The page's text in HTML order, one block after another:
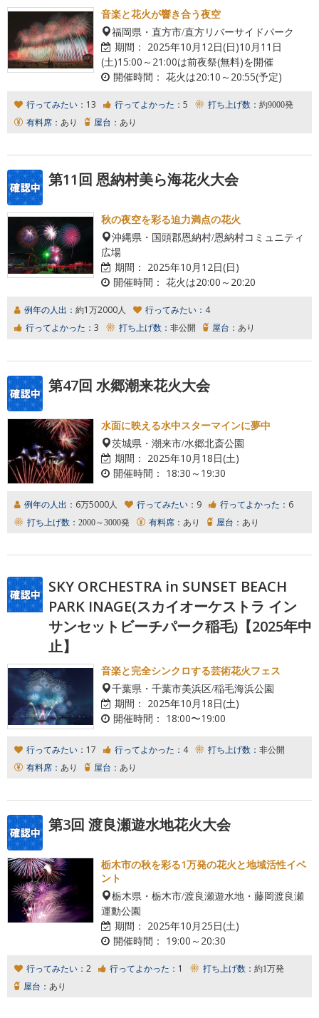
音楽と花火が響き合う夜空
福岡県・直方市/直方リバーサイドパーク
期間： 2025年10月12日(日)10月11日
(土)15:00～21:00は前夜祭(無料)を開催
開催時間： 花火は20:10～20:55(予定)
行ってみたい： 13 行ってよかった： 5 打ち上げ数： 約9000発
有料席： あり 屋台： あり
第11回 恩納村美ら海花火大会
秋の夜空を彩る迫力満点の花火
沖縄県・国頭郡恩納村/恩納村コミュニティ
広場
期間： 2025年10月12日(日)
開催時間： 花火は20:00～20:20
例年の人出： 約1万2000人 行ってみたい： 4
行ってよかった： 3 打ち上げ数： 非公開 屋台： あり
第47回 水郷潮来花火大会
水面に映える水中スターマインに夢中
茨城県・潮来市/水郷北斎公園
期間： 2025年10月18日(土)
開催時間： 18:30～19:30
例年の人出： 6万5000人 行ってみたい： 9 行ってよかった： 6
打ち上げ数： 2000～3000発 有料席： あり 屋台： あり
SKY ORCHESTRA in SUNSET BEACH
PARK INAGE(スカイオーケストラ イン
サンセットビーチパーク稲毛)【2025年中
止】
音楽と完全シンクロする芸術花火フェス
千葉県・千葉市美浜区/稲毛海浜公園
期間： 2025年10月18日(土)
開催時間： 18:00〜19:00
行ってみたい： 17 行ってよかった： 4 打ち上げ数： 非公開
有料席： あり 屋台： あり
第3回 渡良瀬遊水地花火大会
栃木市の秋を彩る1万発の花火と地域活性イベ
ント
栃木県・栃木市/渡良瀬遊水地・藤岡渡良瀬
運動公園
期間： 2025年10月25日(土)
開催時間： 19:00～20:30
行ってみたい： 2 行ってよかった： 1 打ち上げ数： 約1万発
屋台： あり